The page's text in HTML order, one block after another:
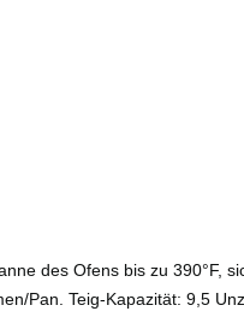
des Ofens bis zu 390°F,
Pan. Teig-Kapazität: 9,5